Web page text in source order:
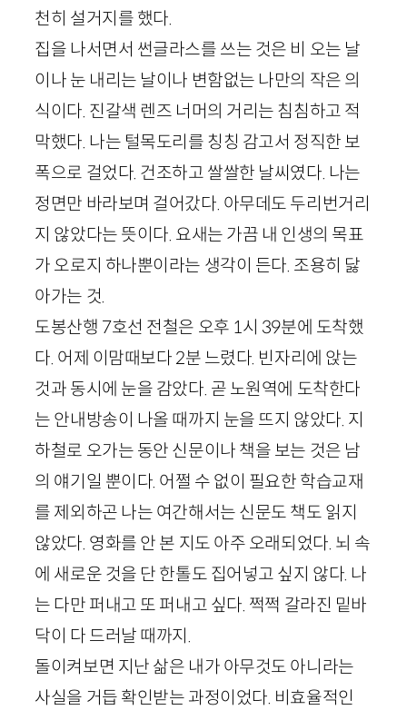
천히 설거지를 했다.
집을 나서면서 썬글라스를 쓰는 것은 비 오는 날
이나 눈 내리는 날이나 변함없는 나만의 작은 의
식이다. 진갈색 렌즈 너머의 거리는 침침하고 적
막했다. 나는 털목도리를 칭칭 감고서 정직한 보
폭으로 걸었다. 건조하고 쌀쌀한 날씨였다. 나는
정면만 바라보며 걸어갔다. 아무데도 두리번거리
지 않았다는 뜻이다. 요새는 가끔 내 인생의 목표
가 오로지 하나뿐이라는 생각이 든다. 조용히 닳
아가는 것.
도봉산행 7호선 전철은 오후 1시 39분에 도착했
다. 어제 이맘때보다 2분 느렸다. 빈자리에 앉는
것과 동시에 눈을 감았다. 곧 노원역에 도착한다
는 안내방송이 나올 때까지 눈을 뜨지 않았다. 지
하철로 오가는 동안 신문이나 책을 보는 것은 남
의 얘기일 뿐이다. 어쩔 수 없이 필요한 학습교재
를 제외하곤 나는 여간해서는 신문도 책도 읽지
않았다. 영화를 안 본 지도 아주 오래되었다. 뇌 속
에 새로운 것을 단 한톨도 집어넣고 싶지 않다. 나
는 다만 퍼내고 또 퍼내고 싶다. 쩍쩍 갈라진 밑바
닥이 다 드러날 때까지.
돌이켜보면 지난 삶은 내가 아무것도 아니라는
사실을 거듭 확인받는 과정이었다. 비효율적인